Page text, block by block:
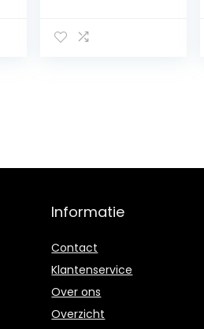
Knit Boot Socks,
Informatie
Contact
Klantenservice
Over ons
Overzicht